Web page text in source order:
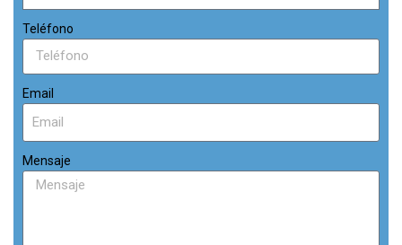
Teléfono
Email
Mensaje